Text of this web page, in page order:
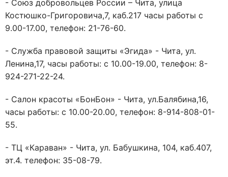
- Союз добровольцев России – Чита, улица
Костюшко-Григоровича,7, каб.217 часы работы с
9.00-17.00, телефон: 21-76-60.
- Служба правовой защиты «Эгида» - Чита, ул.
Ленина,17, часы работы: с 10.00-19.00, телефон: 8-
924-271-22-24.
- Салон красоты «БонБон» - Чита, ул.Балябина,16,
часы работы: с 10.00-20.00, телефон: 8-914-808-01-
55.
- ТЦ «Караван» - Чита, ул. Бабушкина, 104, каб.407,
эт.4. телефон: 35-08-79.